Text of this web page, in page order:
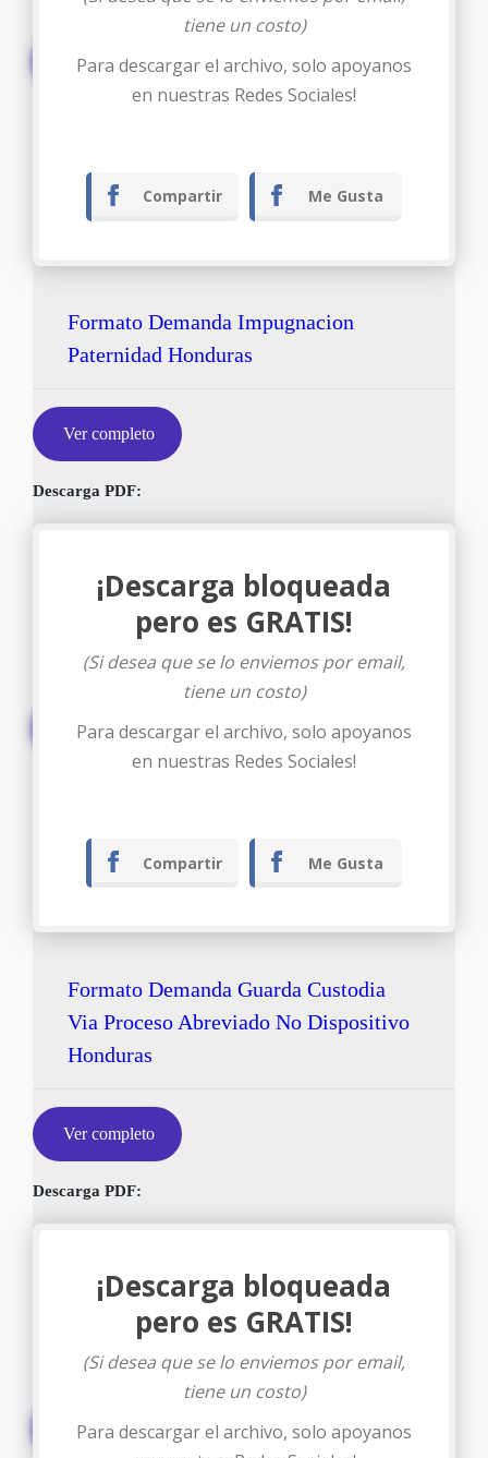
Descargar
tiene un costo)
Para descargar el archivo, solo apoyanos
en nuestras Redes Sociales!
Compartir Me Gusta
Formato Demanda Impugnacion
Paternidad Honduras
Ver completo
Descarga PDF:
Descargar
¡Descarga bloqueada
pero es GRATIS!
(Si desea que se lo enviemos por email,
tiene un costo)
Para descargar el archivo, solo apoyanos
en nuestras Redes Sociales!
Compartir Me Gusta
Formato Demanda Guarda Custodia
Via Proceso Abreviado No Dispositivo
Honduras
Ver completo
Descarga PDF:
Descargar
¡Descarga bloqueada
pero es GRATIS!
(Si desea que se lo enviemos por email,
tiene un costo)
Para descargar el archivo, solo apoyanos